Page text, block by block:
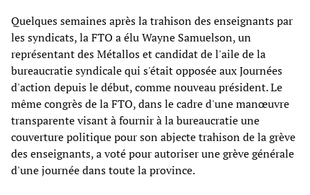
Quelques semaines après la trahison des enseignants par
les syndicats, la FTO a élu Wayne Samuelson, un
représentant des Métallos et candidat de l'aile de la
bureaucratie syndicale qui s'était opposée aux Journées
d'action depuis le début, comme nouveau président. Le
même congrès de la FTO, dans le cadre d'une manœuvre
transparente visant à fournir à la bureaucratie une
couverture politique pour son abjecte trahison de la grève
des enseignants, a voté pour autoriser une grève générale
d'une journée dans toute la province.